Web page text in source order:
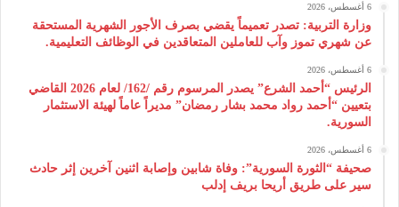
6 أغسطس، 2026
وزارة التربية: تصدر تعميماً يقضي بصرف الأجور الشهرية المستحقة
عن شهري تموز وآب للعاملين المتعاقدين في الوظائف التعليمية.
6 أغسطس، 2026
الرئيس “أحمد الشرع” يصدر المرسوم رقم /162/ لعام 2026 ‌القاضي
بتعيين “أحمد رواد محمد بشار رمضان” مديراً عاماً لهيئة ‌الاستثمار
السورية.
6 أغسطس، 2026
صحيفة “الثورة السورية”: وفاة شابين وإصابة اثنين آخرين إثر حادث
سير على طريق أريحا بريف إدلب